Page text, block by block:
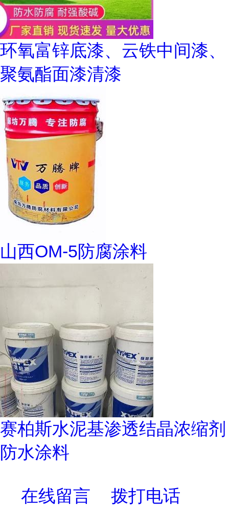
环氧富锌底漆、云铁中间漆、
聚氨酯面漆清漆
山西OM-5防腐涂料
赛柏斯水泥基渗透结晶浓缩剂
防水涂料
在线留言 拨打电话